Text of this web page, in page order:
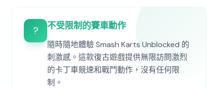
?️ 不受限制的賽車動作
隨時隨地體驗 Smash Karts Unblocked 的
刺激感。這款復古遊戲提供無限訪問激烈
的卡丁車競速和戰鬥動作，沒有任何限
制。